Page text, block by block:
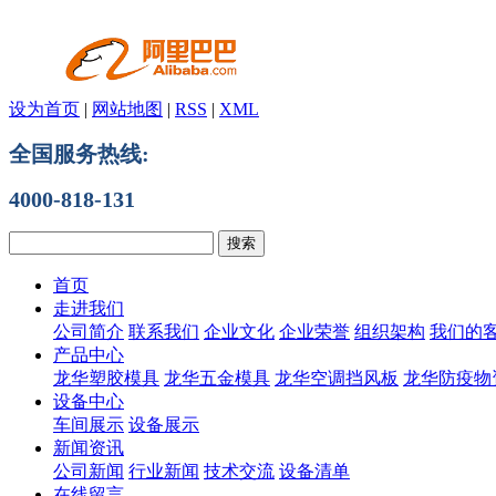
设为首页 | 网站地图 | RSS | XML
全国服务热线:
4000-818-131
首页
走进我们
公司简介 联系我们 企业文化 企业荣誉 组织架构 我们的
产品中心
龙华塑胶模具 龙华五金模具 龙华空调挡风板 龙华防疫物
设备中心
车间展示 设备展示
新闻资讯
公司新闻 行业新闻 技术交流 设备清单